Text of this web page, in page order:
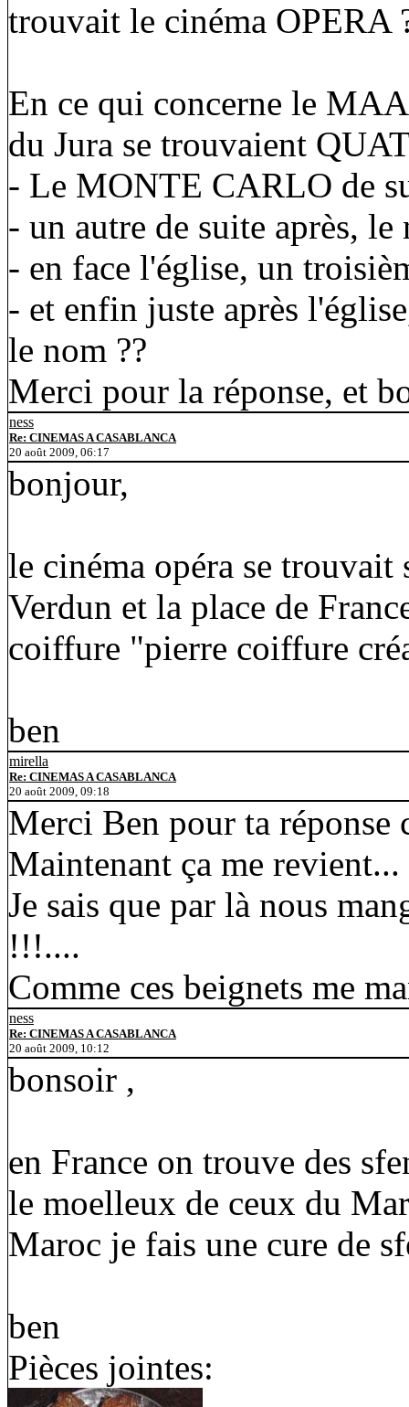
trouvait le cinéma OPERA
En ce qui concerne le
du Jura se trouvaient
- Le MONTE CARLO de
- un autre de suite après, le
- en face l'église, un
- et enfin juste après
le nom ??
Merci pour la réponse, et
ness
Re: CINEMAS A CASABLANCA
20 août 2009, 06:17
bonjour,
le cinéma opéra se trouvait
Verdun et la place de
coiffure "pierre coiffure
ben
mirella
Re: CINEMAS A CASABLANCA
20 août 2009, 09:18
Merci Ben pour ta réponse
Maintenant ça me revient...
Je sais que par là nous
!!!....
Comme ces beignets me
ness
Re: CINEMAS A CASABLANCA
20 août 2009, 10:12
bonsoir ,
en France on trouve des
le moelleux de ceux du
Maroc je fais une cure de
ben
Pièces jointes: